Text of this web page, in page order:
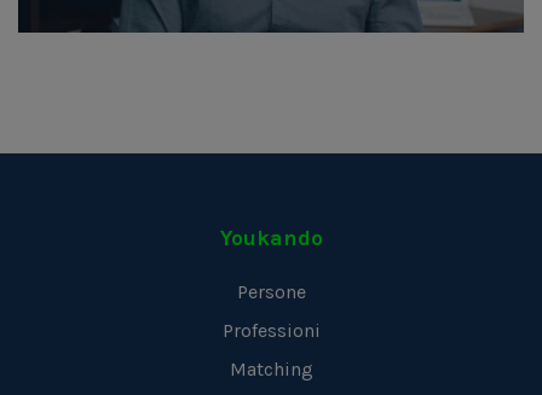
Youkando
Persone
Professioni
Matching